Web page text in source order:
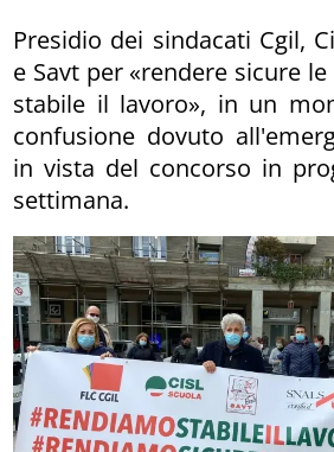
Presidio dei sindacati Cgil,
e Savt per «rendere sicure
stabile il lavoro», in un
confusione dovuto
in vista del concorso in
settimana.